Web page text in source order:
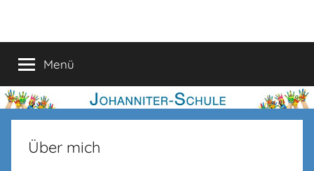
Schule
Menü
Über mich